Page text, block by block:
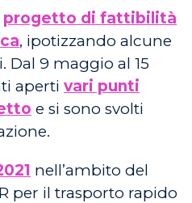
progetto di fattibilità
, ipotizzando alcune
Dal 9 maggio al 15
aperti vari punti
e si sono svolti
nell’ambito del
per il trasporto rapido